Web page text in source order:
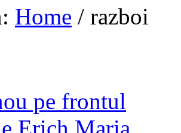
Home / razboi